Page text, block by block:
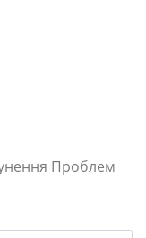
Проблем